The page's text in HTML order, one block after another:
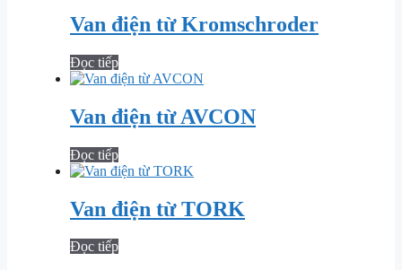
Van điện từ Kromschroder
Đọc tiếp
Van điện từ AVCON
Đọc tiếp
Van điện từ TORK
Đọc tiếp